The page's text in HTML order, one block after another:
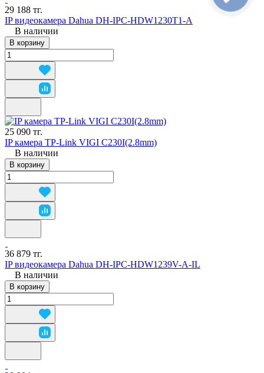
29 188 тг.
IP видеокамера Dahua DH-IPC-HDW1230T1-A
В наличии
В корзину
25 090 тг.
IP камера TP-Link VIGI C230I(2.8mm)
В наличии
В корзину
36 879 тг.
IP видеокамера Dahua DH-IPC-HDW1239V-A-IL
В наличии
В корзину